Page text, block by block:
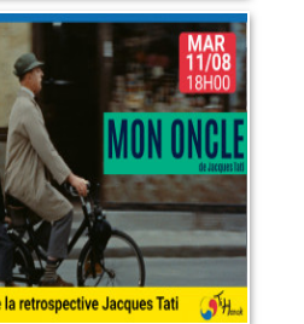
JACQUES
PLUS